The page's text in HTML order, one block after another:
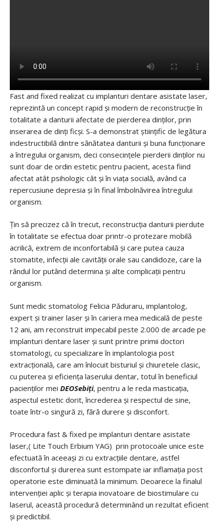
Fast and fixed realizat cu implanturi dentare asistate laser,
reprezintă un concept rapid și modern de reconstrucție în
totalitate a danturii afectate de pierderea dinților, prin
inserarea de dinți ficși. S-a demonstrat științific de legătura
indestructibilă dintre sănătatea danturii și buna funcționare
a întregului organism, deci consecințele pierderii dinților nu
sunt doar de ordin estetic pentru pacient, acesta fiind
afectat atât psihologic cât și în viața socială, având ca
repercusiune depresia și în final îmbolnăvirea întregului
organism.
Țin să precizez că în trecut, reconstrucția danturii pierdute
în totalitate se efectua doar printr-o protezare mobilă
acrilică, extrem de inconfortabilă și care putea cauza
stomatite, infecții ale cavității orale sau candidoze, care la
rândul lor putând determina și alte complicații pentru
organism.
Sunt medic stomatolog Felicia Păduraru, implantolog,
expert și trainer laser și în cariera mea medicală de peste
12 ani, am reconstruit impecabil peste 2.000 de arcade pe
implanturi dentare laser și sunt printre primii doctori
stomatologi, cu specializare în implantologia post
extracțională, care am înlocuit bisturiul și chiuretele clasic,
cu puterea și eficiența laserului dentar, totul în beneficiul
pacienților mei DEOSebiți, pentru a le reda masticația,
aspectul estetic dorit, încrederea și respectul de sine,
toate într-o singură zi, fără durere și disconfort.
Procedura fast & fixed pe implanturi dentare asistate
laser,( Lite Touch Erbium YAG) prin protocoale unice este
efectuată în aceeași zi cu extracțiile dentare, astfel
disconfortul și durerea sunt estompate iar inflamația post
operatorie este diminuată la minimum. Deoarece la finalul
intervenției aplic și terapia inovatoare de biostimulare cu
laserul, această procedură determinând un rezultat eficient
și predictibil.